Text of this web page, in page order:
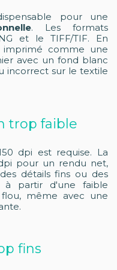
pour une
. Les formats
et le TIFF/TIF. En
imprimé comme une
avec un fond blanc
incorrect sur le textile
trop faible
dpi est requise. La
pour un rendu net,
détails fins ou des
à partir d'une faible
même avec une
fins